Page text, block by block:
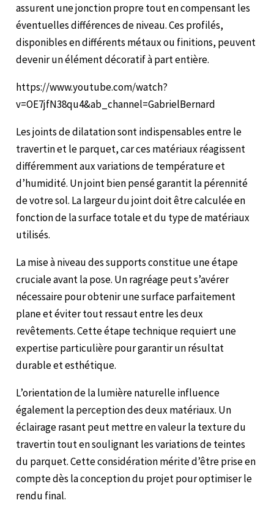
assurent une jonction propre tout en compensant les
éventuelles différences de niveau. Ces profilés,
disponibles en différents métaux ou finitions, peuvent
devenir un élément décoratif à part entière.
https://www.youtube.com/watch?
v=OE7jfN38qu4&ab_channel=GabrielBernard
Les joints de dilatation sont indispensables entre le
travertin et le parquet, car ces matériaux réagissent
différemment aux variations de température et
d’humidité. Un joint bien pensé garantit la pérennité
de votre sol. La largeur du joint doit être calculée en
fonction de la surface totale et du type de matériaux
utilisés.
La mise à niveau des supports constitue une étape
cruciale avant la pose. Un ragréage peut s’avérer
nécessaire pour obtenir une surface parfaitement
plane et éviter tout ressaut entre les deux
revêtements. Cette étape technique requiert une
expertise particulière pour garantir un résultat
durable et esthétique.
L’orientation de la lumière naturelle influence
également la perception des deux matériaux. Un
éclairage rasant peut mettre en valeur la texture du
travertin tout en soulignant les variations de teintes
du parquet. Cette considération mérite d’être prise en
compte dès la conception du projet pour optimiser le
rendu final.